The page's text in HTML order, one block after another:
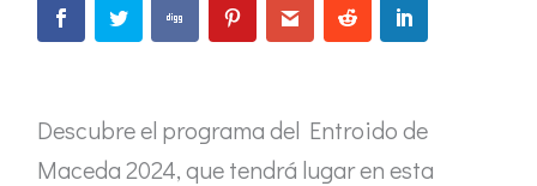
Descubre el programa del Entroido de
Maceda 2024, que tendrá lugar en esta